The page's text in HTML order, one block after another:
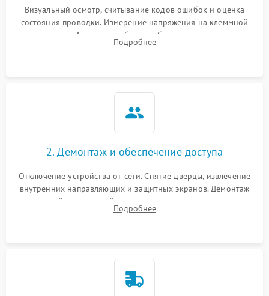
Визуальный осмотр, считывание кодов ошибок и оценка
состояния проводки. Измерение напряжения на клеммной
колодке. Анализ жалоб на проблемы с нагревом,
конвекцией, панелью управления или блокировкой дверцы.
Подробнее
2. Демонтаж и обеспечение доступа
Отключение устройства от сети. Снятие дверцы, извлечение
внутренних направляющих и защитных экранов. Демонтаж
задней или верхней панели для прямого доступа к
нагревательным элементам, плате и вентиляторам.
Подробнее